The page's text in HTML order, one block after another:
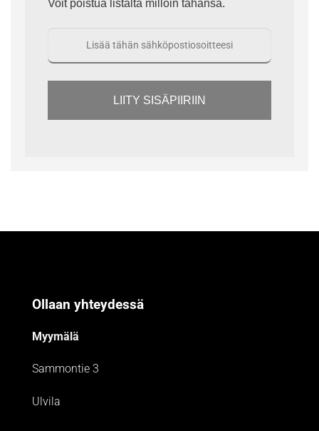
Voit poistua listalta milloin tahansa.
LIITY SISÄPIIRIIN
Ollaan yhteydessä
Myymälä
Sammontie 3
Ulvila